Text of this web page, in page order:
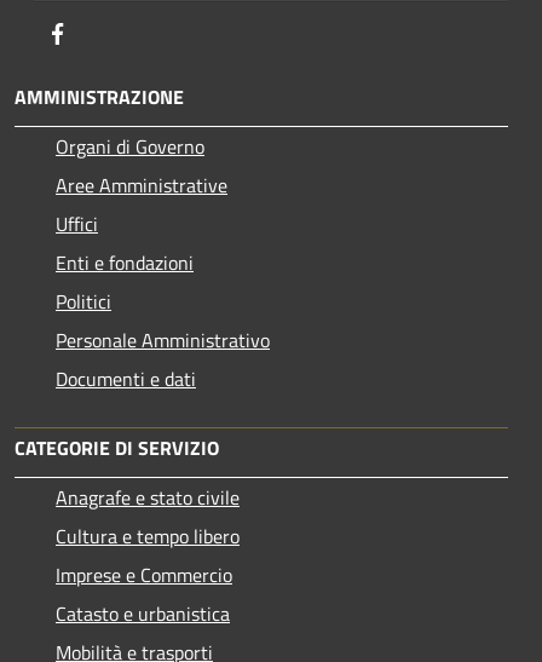
AMMINISTRAZIONE
Organi di Governo
Aree Amministrative
Uffici
Enti e fondazioni
Politici
Personale Amministrativo
Documenti e dati
CATEGORIE DI SERVIZIO
Anagrafe e stato civile
Cultura e tempo libero
Imprese e Commercio
Catasto e urbanistica
Mobilità e trasporti